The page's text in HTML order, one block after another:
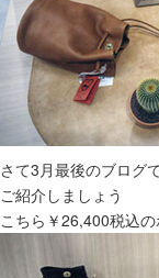
さて3月最後のブログ
ご紹介しましょう
こちら￥26,400税込